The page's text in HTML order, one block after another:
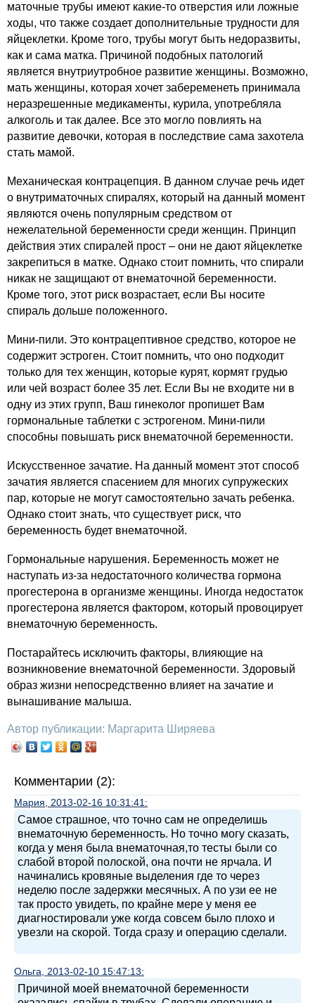
маточные трубы имеют какие-то отверстия или ложные
ходы, что также создает дополнительные трудности для
яйцеклетки. Кроме того, трубы могут быть недоразвиты,
как и сама матка. Причиной подобных патологий
является внутриутробное развитие женщины. Возможно,
мать женщины, которая хочет забеременеть принимала
неразрешенные медикаменты, курила, употребляла
алкоголь и так далее. Все это могло повлиять на
развитие девочки, которая в последствие сама захотела
стать мамой.
Механическая контрацепция. В данном случае речь идет
о внутриматочных спиралях, который на данный момент
являются очень популярным средством от
нежелательной беременности среди женщин. Принцип
действия этих спиралей прост – они не дают яйцеклетке
закрепиться в матке. Однако стоит помнить, что спирали
никак не защищают от внематочной беременности.
Кроме того, этот риск возрастает, если Вы носите
спираль дольше положенного.
Мини-пили. Это контрацептивное средство, которое не
содержит эстроген. Стоит помнить, что оно подходит
только для тех женщин, которые курят, кормят грудью
или чей возраст более 35 лет. Если Вы не входите ни в
одну из этих групп, Ваш гинеколог пропишет Вам
гормональные таблетки с эстрогеном. Мини-пили
способны повышать риск внематочной беременности.
Искусственное зачатие. На данный момент этот способ
зачатия является спасением для многих супружеских
пар, которые не могут самостоятельно зачать ребенка.
Однако стоит знать, что существует риск, что
беременность будет внематочной.
Гормональные нарушения. Беременность может не
наступать из-за недостаточного количества гормона
прогестерона в организме женщины. Иногда недостаток
прогестерона является фактором, который провоцирует
внематочную беременность.
Постарайтесь исключить факторы, влияющие на
возникновение внематочной беременности. Здоровый
образ жизни непосредственно влияет на зачатие и
вынашивание малыша.
Автор публикации: Маргарита Ширяева
Комментарии (2):
Мария, 2013-02-16 10:31:41:
Самое страшное, что точно сам не определишь
внематочную беременность. Но точно могу сказать,
когда у меня была внематочная,то тесты были со
слабой второй полоской, она почти не ярчала. И
начинались кровяные выделения где то через
неделю после задержки месячных. А по узи ее не
так просто увидеть, по крайне мере у меня ее
диагностировали уже когда совсем было плохо и
увезли на скорой. Тогда сразу и операцию сделали.
Ольга, 2013-02-10 15:47:13:
Причиной моей внематочной беременности